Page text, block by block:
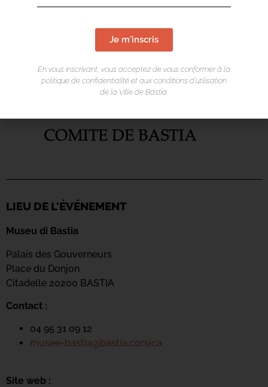
LIEU DE L'ÉVÉNEMENT
Museu di Bastia
Palais des Gouverneurs
Place du Donjon
Citadelle 20200 BASTIA
Contact :
04 95 31 09 12
musee-bastia@bastia.corsica
Site web :
Je m'inscris
En vous inscrivant, vous acceptez de vous conformer à la
politique de confidentialité et aux conditions d’utilisation
de la Ville de Bastia.